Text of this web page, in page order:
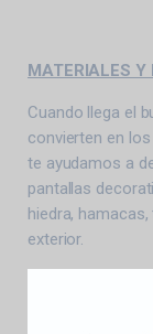
MATERIALES Y
Cuando llega el
convierten en
te ayudamos a
pantallas
hiedra,
exterior.